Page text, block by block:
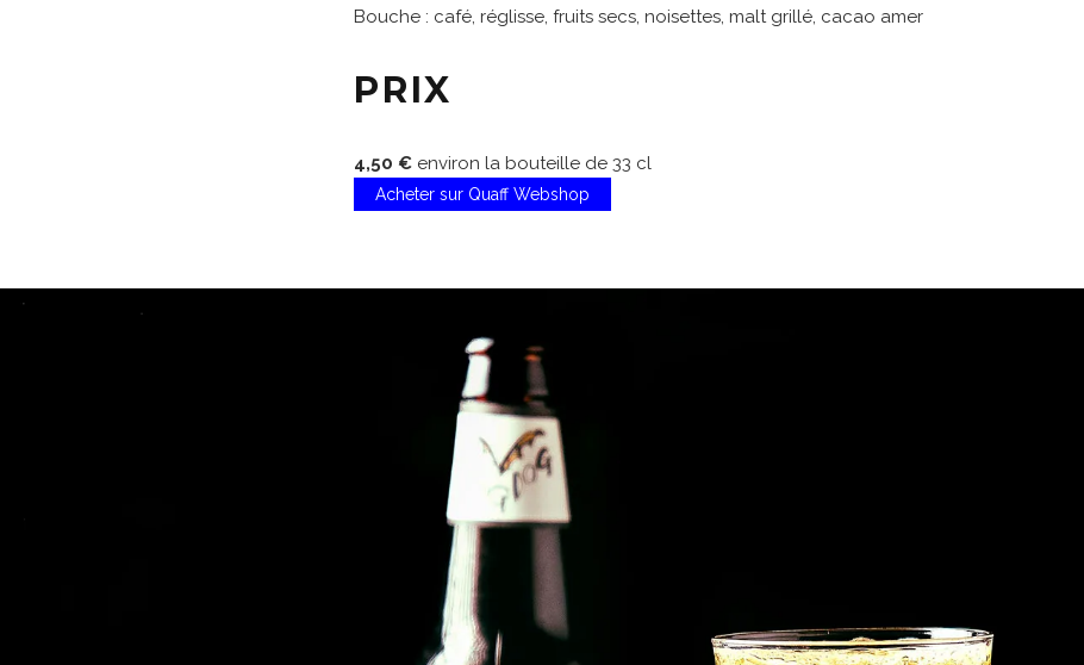
Bouche : café, réglisse, fruits secs, noisettes, malt grillé, cacao amer
PRIX
4,50 € environ la bouteille de 33 cl
Acheter sur Quaff Webshop